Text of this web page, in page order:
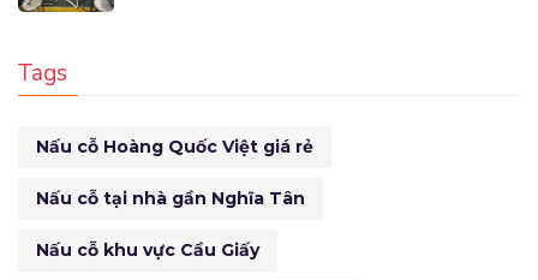
Tags
Nấu cỗ Hoàng Quốc Việt giá rẻ
Nấu cỗ tại nhà gần Nghĩa Tân
Nấu cỗ khu vực Cầu Giấy